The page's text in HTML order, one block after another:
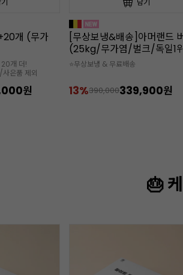
랜드 버터
독일1위버
원
담기
아머랜드 버터(250g/무가
일1위버터)
🧊 아이스박스 추가 구매 필수
24%7,9006,000원
🎂